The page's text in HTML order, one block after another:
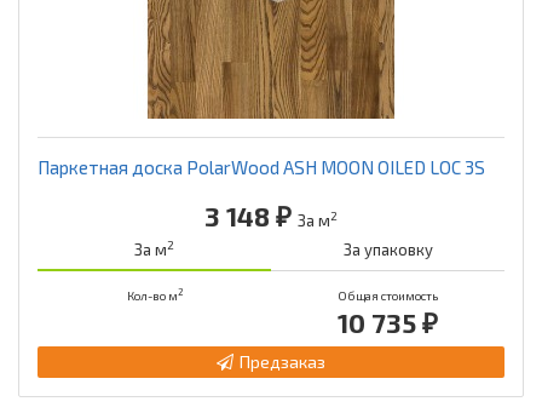
Паркетная доска PolarWood ASH MOON OILED LOC 3S
3 148 ₽ За м2
За м2 За упаковку
Кол-во м2 Общая стоимость
10 735 ₽
Предзаказ